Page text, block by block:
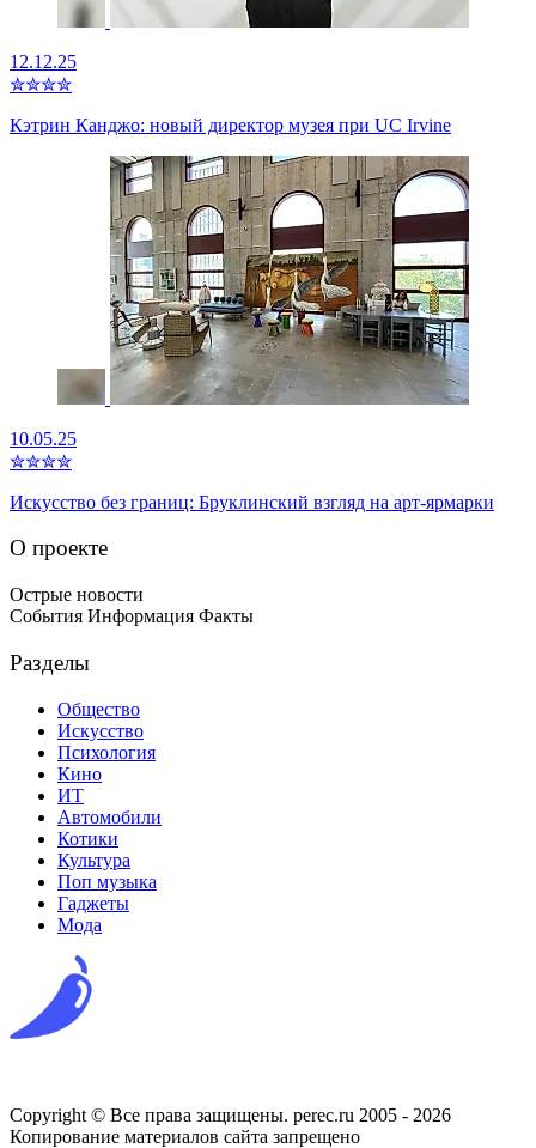
12.12.25
✮✮✮✮
Кэтрин Канджо: новый директор музея при UC Irvine
10.05.25
✮✮✮✮
Искусство без границ: Бруклинский взгляд на арт-ярмарки
О проекте
Острые новости
События Информация Факты
Разделы
Общество
Искусство
Психология
Кино
ИТ
Автомобили
Котики
Культура
Поп музыка
Гаджеты
Мода
Copyright © Все права защищены. perec.ru 2005 - 2026
Копирование материалов сайта запрещено